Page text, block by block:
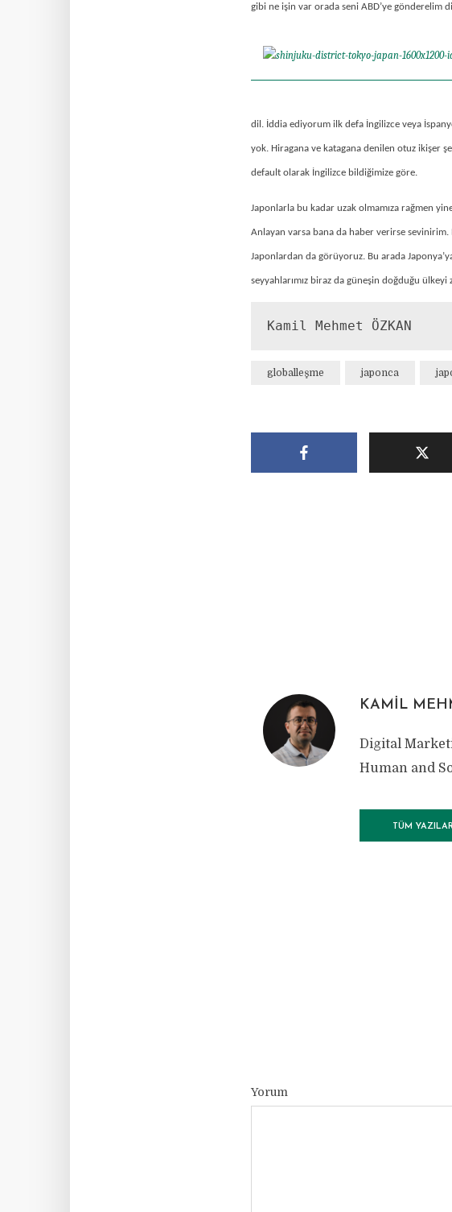
gibi ne işin var orada seni ABD’ye gönderelim
dil. İddia ediyorum ilk defa İngilizce veya
yok. Hiragana ve katagana denilen otuz ikişer
default olarak İngilizce bildiğimize göre.
Japonlarla bu kadar uzak olmamıza rağmen
Anlayan varsa bana da haber verirse sevinirim.
Japonlardan da görüyoruz. Bu arada
seyyahlarımız biraz da güneşin doğduğu
Kamil Mehmet ÖZKAN
globalleşme japonca
KAMIL
Digital
Human and
TÜM
Yorum